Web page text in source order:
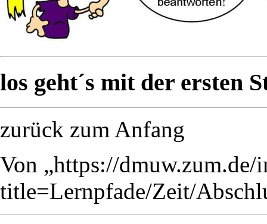
los geht´s mit der ersten
zurück zum Anfang
Von „https://dmuw.zum.de/
title=Lernpfade/Zeit/